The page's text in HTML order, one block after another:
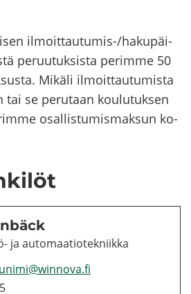
ilmoittautumis-​/ha­ku­päi­
pe­ruu­tuk­sis­ta pe­rim­me 50
Mi­kä­li il­moit­tau­tu­mis­ta
tai se pe­ru­taan kou­lu­tuk­sen
osal­lis­tu­mis­mak­sun ko­
ja au­to­maa­tio­tek­niik­ka